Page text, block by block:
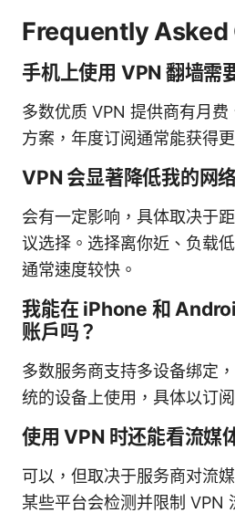
Frequently
手机上使用 VPN 翻墙需
多数优质 VPN 提供商有月
方案，年度订阅通常能获得
VPN 会显著降低我的网
会有一定影响，具体取决于
议选择。选择离你近、负载
通常速度较快。
我能在 iPhone 和
账户吗？
多数服务商支持多设备绑定
统的设备上使用，具体以订
使用 VPN 时还能看流媒
可以，但取决于服务商对流
某些平台会检测并限制 VPN